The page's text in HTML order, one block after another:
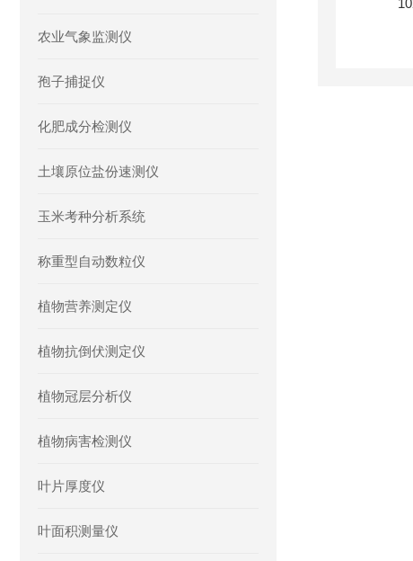
农业气象监测仪
孢子捕捉仪
化肥成分检测仪
土壤原位盐份速测仪
玉米考种分析系统
称重型自动数粒仪
植物营养测定仪
植物抗倒伏测定仪
植物冠层分析仪
植物病害检测仪
叶片厚度仪
叶面积测量仪